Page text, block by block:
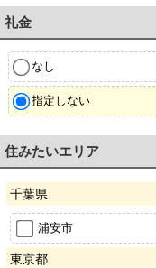
礼金
なし
指定しない
住みたいエリア
千葉県
浦安市
東京都